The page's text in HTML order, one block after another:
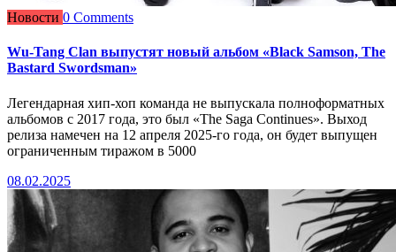
Новости 0 Comments
Wu-Tang Clan выпустят новый альбом «Black Samson, The
Bastard Swordsman»
Легендарная хип-хоп команда не выпускала полноформатных
альбомов с 2017 года, это был «The Saga Continues». Выход
релиза намечен на 12 апреля 2025-го года, он будет выпущен
ограниченным тиражом в 5000
08.02.2025